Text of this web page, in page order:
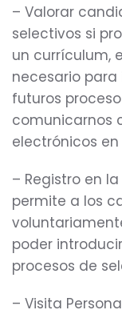
– Valorar
selectivos si
un currículum,
necesario para
futuros
comunicarnos
electrónicos
– Registro en
permite a los
poder
procesos de
– Visita